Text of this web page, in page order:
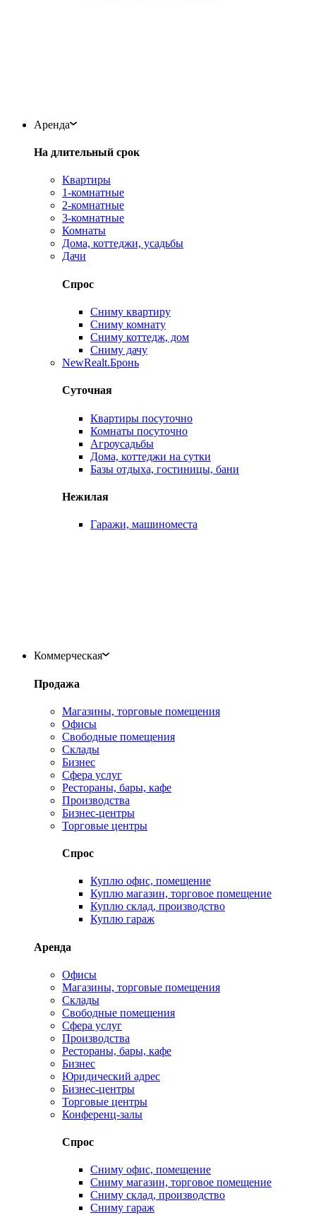
Аренда
На длительный срок
Квартиры
1-комнатные
2-комнатные
3-комнатные
Комнаты
Дома, коттеджи, усадьбы
Дачи
Спрос
Сниму квартиру
Сниму комнату
Сниму коттедж, дом
Сниму дачу
NewRealt.Бронь
Суточная
Квартиры посуточно
Комнаты посуточно
Агроусадьбы
Дома, коттеджи на сутки
Базы отдыха, гостиницы, бани
Нежилая
Гаражи, машиноместа
Коммерческая
Продажа
Магазины, торговые помещения
Офисы
Свободные помещения
Склады
Бизнес
Сфера услуг
Рестораны, бары, кафе
Производства
Бизнес-центры
Торговые центры
Спрос
Куплю офис, помещение
Куплю магазин, торговое помещение
Куплю склад, производство
Куплю гараж
Аренда
Офисы
Магазины, торговые помещения
Склады
Свободные помещения
Сфера услуг
Производства
Рестораны, бары, кафе
Бизнес
Юридический адрес
Бизнес-центры
Торговые центры
Конференц-залы
Спрос
Сниму офис, помещение
Сниму магазин, торговое помещение
Сниму склад, производство
Сниму гараж